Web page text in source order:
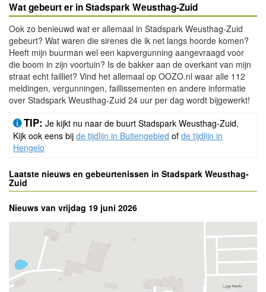
Wat gebeurt er in Stadspark Weusthag-Zuid
Ook zo benieuwd wat er allemaal in Stadspark Weusthag-Zuid
gebeurt? Wat waren die sirenes die ik net langs hoorde komen?
Heeft mijn buurman wel een kapvergunning aangevraagd voor
die boom in zijn voortuin? Is de bakker aan de overkant van mijn
straat echt failliet? Vind het allemaal op OOZO.nl waar alle 112
meldingen, vergunningen, faillissementen en andere informatie
over Stadspark Weusthag-Zuid 24 uur per dag wordt bijgewerkt!
TIP: Je kijkt nu naar de buurt Stadspark Weusthag-Zuid.
Kijk ook eens bij de tijdlijn in Buitengebied of de tijdlijn in
Hengelo
Laatste nieuws en gebeurtenissen in Stadspark Weusthag-
Zuid
Nieuws van vrijdag 19 juni 2026